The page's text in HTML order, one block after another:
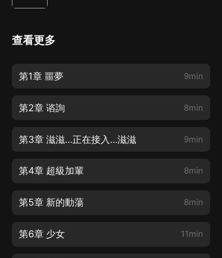
查看更多
第1章 噩夢 9min
第2章 谘詢 8min
第3章 滋滋...正在接入...滋滋 9min
第4章 超級加輩 8min
第5章 新的動蕩 8min
第6章 少女 11min